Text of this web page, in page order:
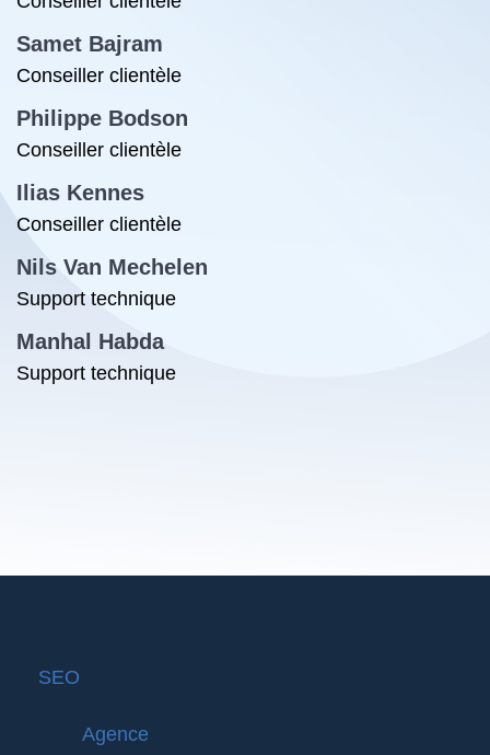
Samet Bajram
Conseiller clientèle
Philippe Bodson
Conseiller clientèle
Ilias Kennes
Conseiller clientèle
Nils Van Mechelen
Support technique
Manhal Habda
Support technique
SEO
Agence